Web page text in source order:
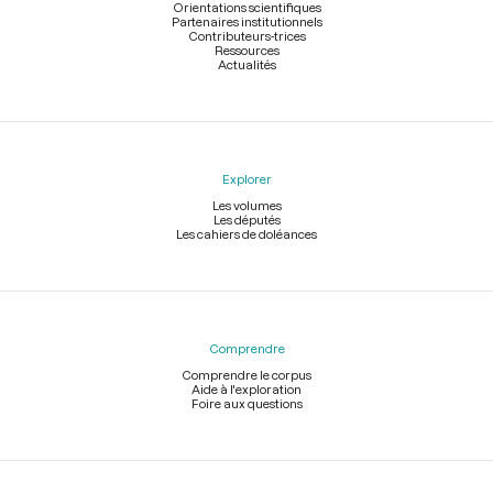
Orientations scientifiques
Partenaires institutionnels
Contributeurs-trices
Ressources
Actualités
Explorer
Les volumes
Les députés
Les cahiers de doléances
Comprendre
Comprendre le corpus
Aide à l'exploration
Foire aux questions